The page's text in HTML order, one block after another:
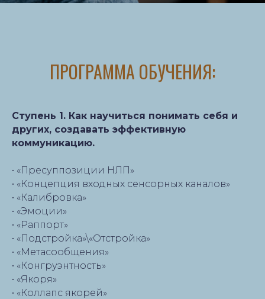
ПРОГРАММА ОБУЧЕНИЯ:
Ступень 1. Как научиться понимать себя и
других, создавать эффективную
коммуникацию.
• «Пресуппозиции НЛП»
• «Концепция входных сенсорных каналов»
• «Калибровка»
• «Эмоции»
• «Раппорт»
• «Подстройка»\«Отстройка»
• «Метасообщения»
• «Конгруэнтность»
• «Якоря»
• «Коллапс якорей»